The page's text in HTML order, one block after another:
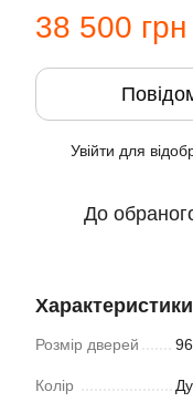
38 500 грн
Увійти для
До
Характеристики
Розмір дверей
Колiр